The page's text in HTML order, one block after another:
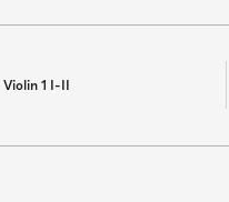
Violin 1 I-II